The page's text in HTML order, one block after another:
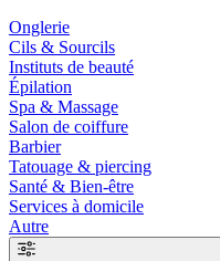
Onglerie
Cils & Sourcils
Instituts de beauté
Épilation
Spa & Massage
Salon de coiffure
Barbier
Tatouage & piercing
Santé & Bien-être
Services à domicile
Autre